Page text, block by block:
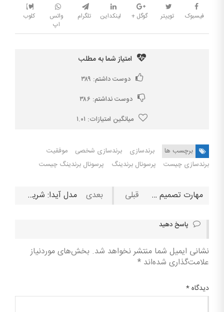
فیسبوک توییتر گوگل + لینکداین تلگرام
واتس
اپ
کلوب
امتیاز شما به مطلب
دوست داشتم: ۳۸۹
دوست نداشتم: ۳۸۶
میانگین امتیازات: ۱.۰۱
برچسب ها برندسازی برندسازی شخصی
موفقیت
برندسازی چیست
پرسونال برندینگ پرسونال برندینگ چیست
مهارت تصمیم‌ گیری شما چگونه است؟ بهترین تکنیک‌ها برای کسب مهارت تصمیم گیری مدل آیدا: شریح قدم به قدم مسیر خرید مشتریان در یک کسب‌کار
پاسخ دهید
نشانی ایمیل شما منتشر نخواهد شد. بخش‌های موردنیاز
علامت‌گذاری شده‌اند *
دیدگاه*